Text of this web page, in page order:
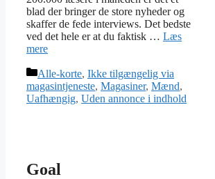
blad der bringer de store nyheder og
skaffer de fede interviews. Det bedste
ved det hele er at du faktisk … Læs
mere
Kategorier
Alle-korte, Ikke tilgængelig via
magasintjeneste, Magasiner, Mænd,
Uafhængig, Uden annonce i indhold
Goal